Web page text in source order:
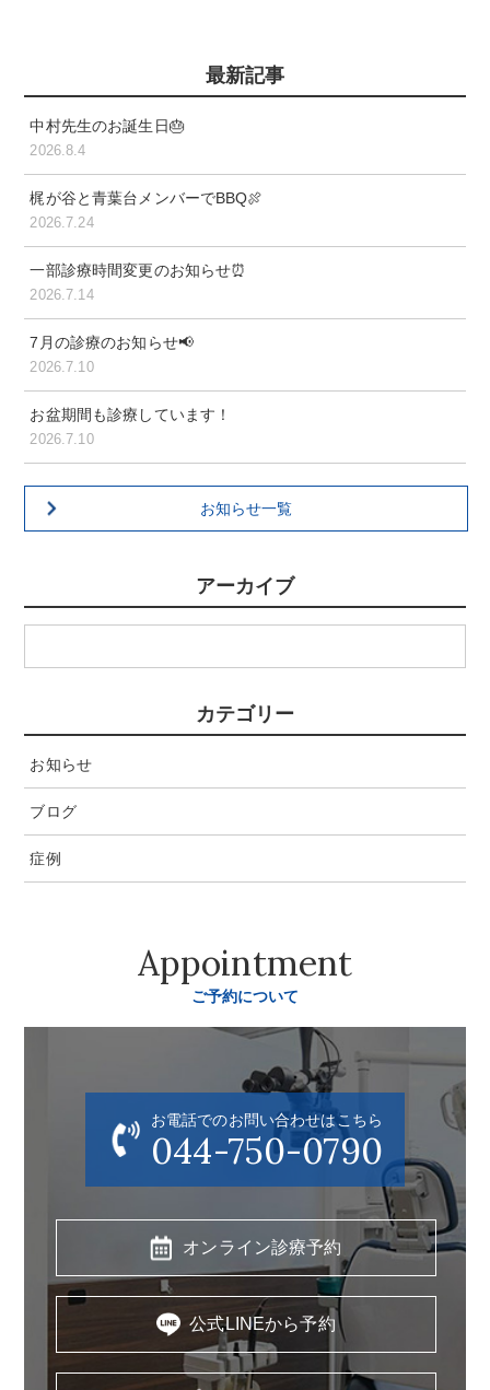
最新記事
中村先生のお誕生日🎂
2026.8.4
梶が谷と青葉台メンバーでBBQ🍖
2026.7.24
一部診療時間変更のお知らせ⏰
2026.7.14
7月の診療のお知らせ📢
2026.7.10
お盆期間も診療しています！
2026.7.10
お知らせ一覧
アーカイブ
カテゴリー
お知らせ
ブログ
症例
Appointment
ご予約について
お電話でのお問い合わせはこちら
044-750-0790
オンライン診療予約
公式LINEから予約